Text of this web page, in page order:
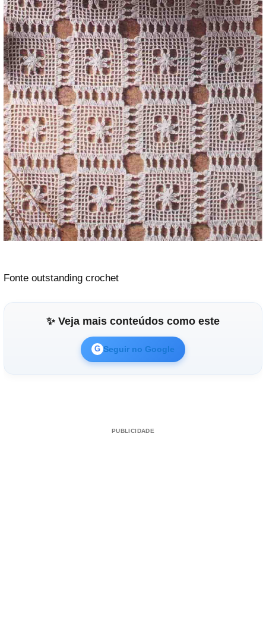
Fonte outstanding crochet
✨ Veja mais conteúdos como este
G Seguir no Google
PUBLICIDADE